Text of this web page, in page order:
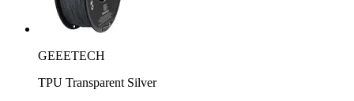
GEEETECH
TPU Transparent Silver